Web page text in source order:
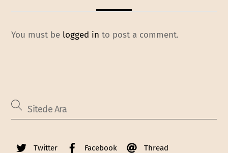
You must be logged in to post a comment.
Twitter Facebook Thread